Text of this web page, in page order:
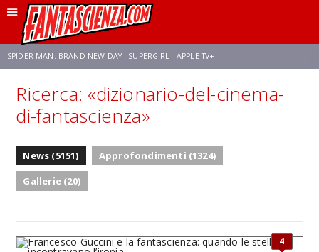
SPIDER-MAN: BRAND NEW DAY SUPERGIRL APPLE TV+
FRANCO RICCIARDIELLO ZENDAYA AVENGERS: DOOMSDAY STAR TREK
NETFLIX SADIE SINK STAR TREK: STRANGE NEW WORLDS
Ricerca: «dizionario-del-cinema-
di-fantascienza»
News (5151)
Approfondimenti (1324)
Gallerie (20)
4